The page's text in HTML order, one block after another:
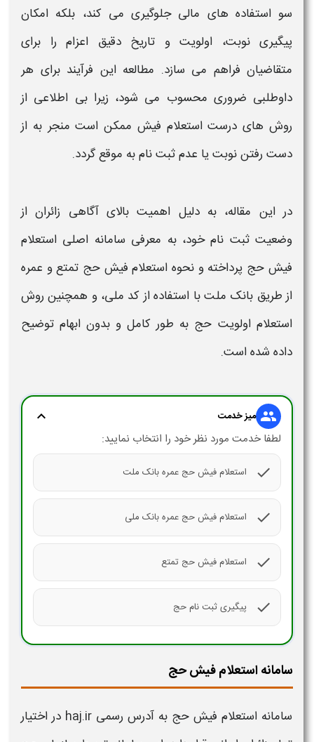
سو استفاده های مالی جلوگیری می کند، بلکه امکان
پیگیری نوبت، اولویت و تاریخ دقیق اعزام را برای
متقاضیان فراهم می سازد. مطالعه این فرآیند برای هر
داوطلبی ضروری محسوب می شود، زیرا بی اطلاعی از
روش های درست استعلام فیش ممکن است منجر به از
دست رفتن نوبت یا عدم ثبت نام به موقع گردد.
در این مقاله، به دلیل اهمیت بالای آگاهی زائران از
وضعیت ثبت‌ نام خود، به معرفی سامانه اصلی استعلام
فیش حج پرداخته و نحوه استعلام فیش حج تمتع و عمره
از طریق بانک ملت با استفاده از کد ملی، و همچنین روش
استعلام اولویت حج به طور کامل و بدون ابهام توضیح
داده شده است.
group میز خدمت expand_more
لطفا خدمت مورد نظر خود را انتخاب نمایید:
check استعلام فیش حج عمره بانک ملت
check استعلام فیش حج عمره بانک ملی
check استعلام فیش حج تمتع
check پیگیری ثبت نام حج
سامانه استعلام فیش حج
سامانه استعلام فیش حج
به آدرس رسمی haj.ir در اختیار